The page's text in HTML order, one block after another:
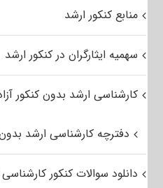
منابع کنکور ارشد
سهمیه ایثارگران در کنکور ارشد
کارشناسی ارشد بدون کنکور
دفترچه کارشناسی ارشد
دانلود سوالات کنکور